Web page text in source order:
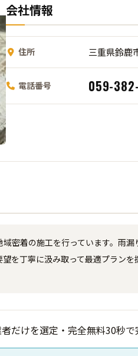
会社情報
住所 三重県鈴鹿
電話番号 059-
密着の施工を行っています。雨
を丁寧に汲み取って最適プラン